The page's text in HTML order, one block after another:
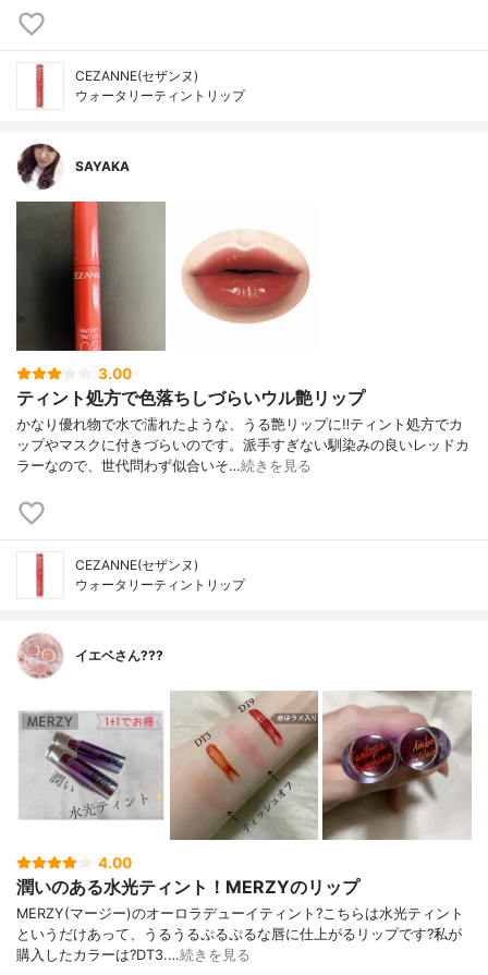
CEZANNE(セザンヌ)
ウォータリーティントリップ
SAYAKA
3.00
ティント処方で色落ちしづらいウル艶リップ
かなり優れ物で水で濡れたような、うる艶リップに‼︎ティント処方でカ
ップやマスクに付きづらいのです。派手すぎない馴染みの良いレッドカ
ラーなので、世代問わず似合いそ…続きを見る
CEZANNE(セザンヌ)
ウォータリーティントリップ
イエベさん???
4.00
潤いのある水光ティント！MERZYのリップ
MERZY(マージー)のオーロラデューイティント?こちらは水光ティント
というだけあって、うるうるぷるぷるな唇に仕上がるリップです?私が
購入したカラーは?DT3.…続きを見る